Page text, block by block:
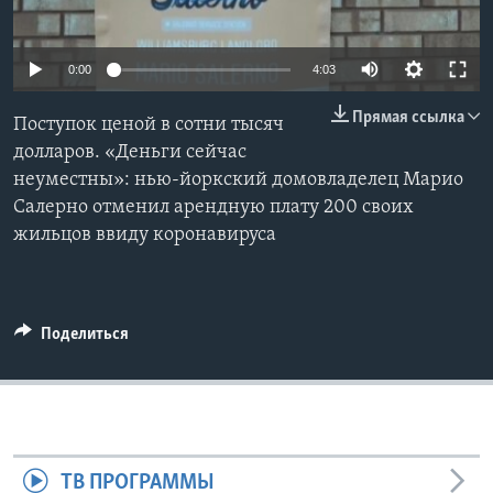
Learning English
Языки
0:00 4:03
Прямая ссылка
Поступок ценой в сотни тысяч
долларов. «Деньги сейчас
неуместны»: нью-йоркский домовладелец Марио
Салерно отменил арендную плату 200 своих
жильцов ввиду коронавируса
Поделиться
ТВ ПРОГРАММЫ